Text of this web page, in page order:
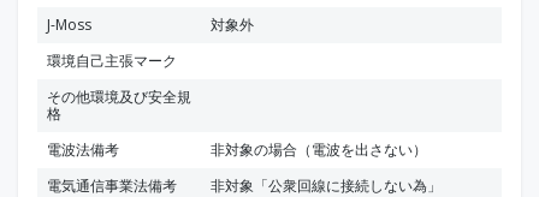
J-Moss
対象外
環境自己主張マーク
その他環境及び安全規
格
電波法備考
非対象の場合（電波を出さない）
電気通信事業法備考
非対象「公衆回線に接続しない為」